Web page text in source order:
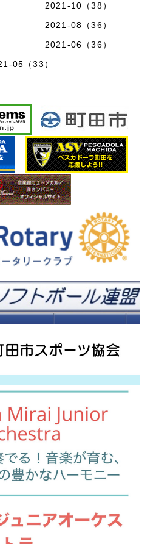
2021-10（38）
2021-08（36）
2021-06（36）
05（33）